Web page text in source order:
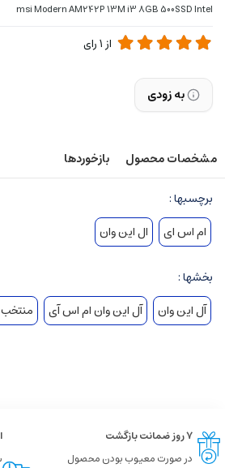
msi Modern AM242P 13M i3 8GB 500SSD Intel
از 1رای
به زودی
مشخصات محصول بازخوردها
برچسبها :
ام اس ای
ال این وان
بخشها :
آل این وان
آل این وان ام اس آی
۷ روز ضمانت بازگشت
در صورت معیوب بودن محصول